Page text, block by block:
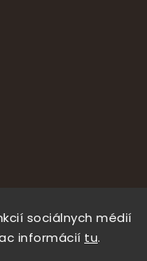
sociálnych médií
informácií tu.
práva vyhradené.